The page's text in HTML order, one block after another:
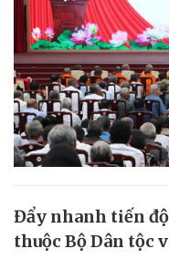
Đẩy nhanh tiến
thuộc Bộ Dân tộc